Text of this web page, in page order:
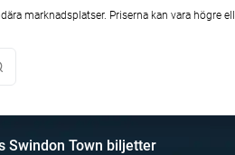
marknadsplatser. Priserna kan vara högre
Swindon Town biljetter